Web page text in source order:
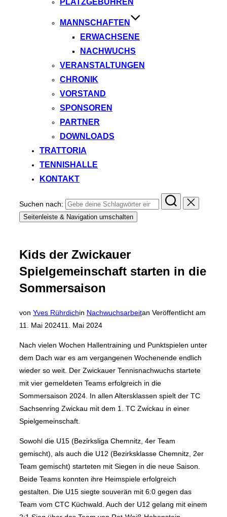
MANNSCHAFTEN
ERWACHSENE
NACHWUCHS
VERANSTALTUNGEN
CHRONIK
VORSTAND
SPONSOREN
PARTNER
DOWNLOADS
TRATTORIA
TENNISHALLE
KONTAKT
Suchen nach:
Seitenleiste & Navigation umschalten
Kids der Zwickauer
Spielgemeinschaft starten in die
Sommersaison
von Yves Rührdichin Nachwuchsarbeitan Veröffentlicht am
11. Mai 202411. Mai 2024
Nach vielen Wochen Hallentraining und Punktspielen unter
dem Dach war es am vergangenen Wochenende endlich
wieder so weit. Der Zwickauer Tennisnachwuchs startete
mit vier gemeldeten Teams erfolgreich in die
Sommersaison 2024. In allen Altersklassen spielt der TC
Sachsenring Zwickau mit dem 1. TC Zwickau in einer
Spielgemeinschaft.
Sowohl die U15 (Bezirksliga Chemnitz, 4er Team
gemischt), als auch die U12 (Bezirksklasse Chemnitz, 2er
Team gemischt) starteten mit Siegen in die neue Saison.
Beide Teams konnten ihre Heimspiele erfolgreich
gestalten. Die U15 siegte souverän mit 6:0 gegen das
Team vom CTC Küchwald. Auch der U12 gelang mit einem